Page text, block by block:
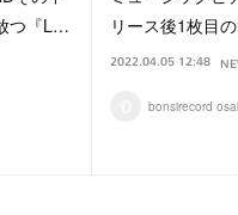
つ『L…
リース後1枚目
2022.04.05 12:48
bonsirecord